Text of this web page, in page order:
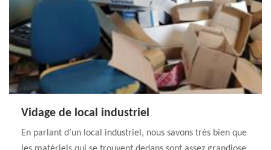
Vidage de local industriel
En parlant d’un local industriel, nous savons très bien que